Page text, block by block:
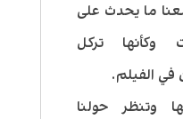
ما يحدث على
وكأنها تركل
في الفيلم.
وتنظر حولنا